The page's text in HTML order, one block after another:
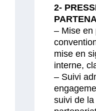
2-
– Mise en
mise en
interne,
– Suivi
suivi de